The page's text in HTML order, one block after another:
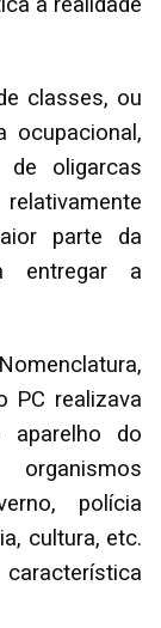
classes, ou
ocupacional,
de oligarcas
parte da
entregar a
PC realizava
aparelho do
polícia
cultura, etc.